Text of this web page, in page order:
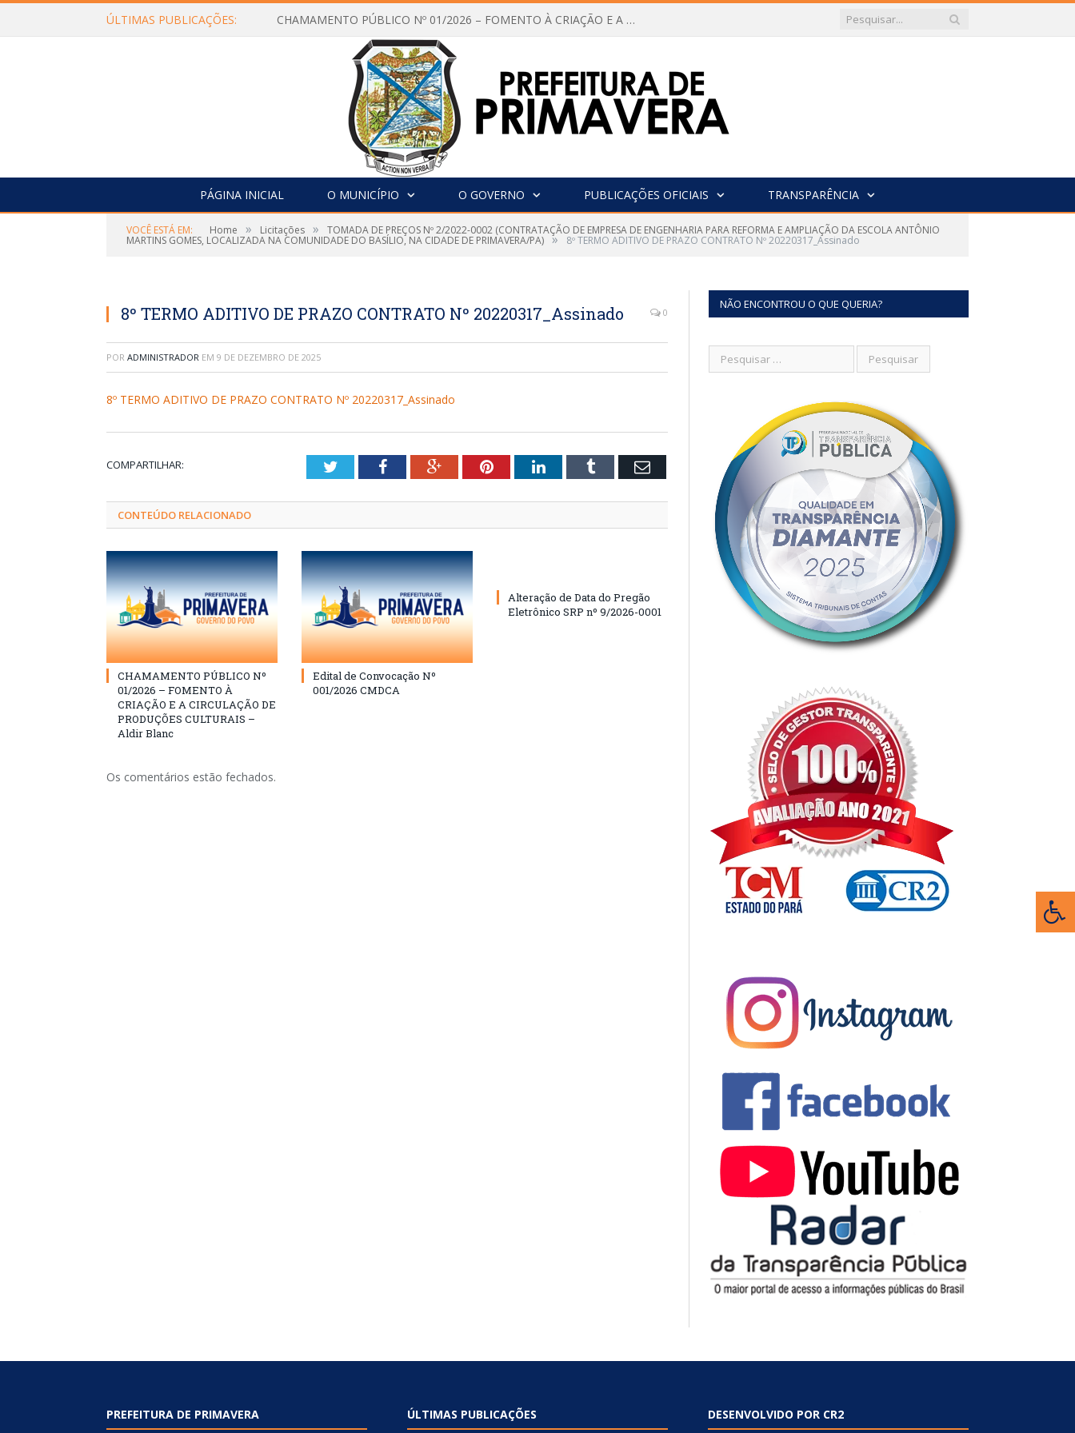
ÚLTIMAS PUBLICAÇÕES: CHAMAMENTO PÚBLICO Nº 01/2026 – FOMENTO À CRIAÇÃO E A CIRCULAÇÃO DE PRODUÇÕES CULTURAIS – Aldir Blanc
PÁGINA INICIAL O MUNICÍPIO O GOVERNO PUBLICAÇÕES OFICIAIS TRANSPARÊNCIA
VOCÊ ESTÁ EM: Home » Licitações » TOMADA DE PREÇOS Nº 2/2022-0002 (CONTRATAÇÃO DE EMPRESA DE ENGENHARIA PARA REFORMA E AMPLIAÇÃO DA ESCOLA ANTÔNIO
MARTINS GOMES, LOCALIZADA NA COMUNIDADE DO BASÍLIO, NA CIDADE DE PRIMAVERA/PA) » 8º TERMO ADITIVO DE PRAZO CONTRATO Nº 20220317_Assinado
8º TERMO ADITIVO DE PRAZO CONTRATO Nº 20220317_Assinado 0
POR ADMINISTRADOR EM 9 DE DEZEMBRO DE 2025
8º TERMO ADITIVO DE PRAZO CONTRATO Nº 20220317_Assinado
COMPARTILHAR: TwitterFacebookGoogle+PinterestLinkedInTumblr Email
CONTEÚDO RELACIONADO
CHAMAMENTO PÚBLICO Nº
01/2026 – FOMENTO À
CRIAÇÃO E A CIRCULAÇÃO DE
PRODUÇÕES CULTURAIS –
Aldir Blanc
Edital de Convocação Nº
001/2026 CMDCA
Alteração de Data do Pregão
Eletrônico SRP nº 9/2026-0001
Os comentários estão fechados.
NÃO ENCONTROU O QUE QUERIA?
PREFEITURA DE PRIMAVERA ÚLTIMAS PUBLICAÇÕES DESENVOLVIDO POR CR2